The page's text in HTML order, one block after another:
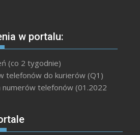
w portalu:
(co 2 tygodnie)
telefonów do kurierów (Q1)
numerów telefonów (01.2022